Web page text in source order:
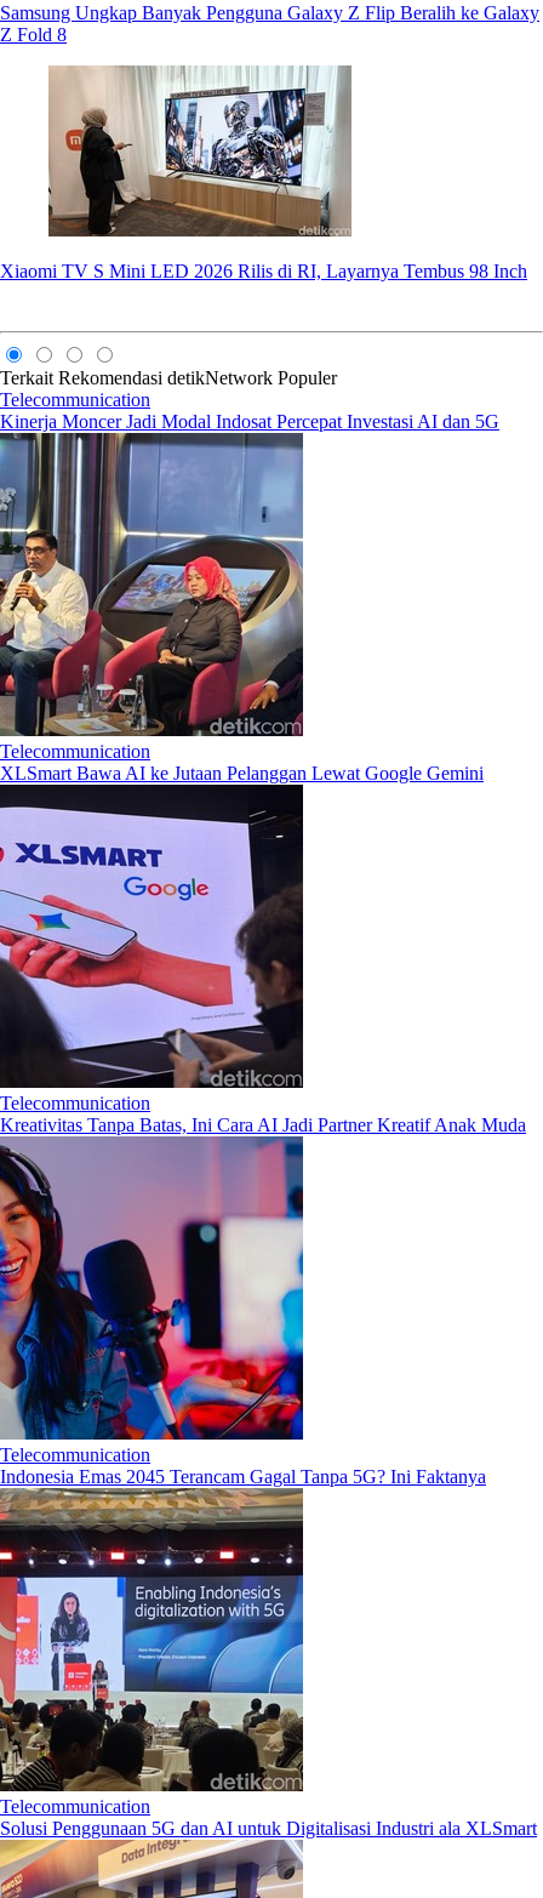
Samsung Ungkap Banyak Pengguna Galaxy Z Flip Beralih ke Galaxy
Z Fold 8
Xiaomi TV S Mini LED 2026 Rilis di RI, Layarnya Tembus 98 Inch
Terkait Rekomendasi detikNetwork Populer
Telecommunication
Kinerja Moncer Jadi Modal Indosat Percepat Investasi AI dan 5G
Telecommunication
XLSmart Bawa AI ke Jutaan Pelanggan Lewat Google Gemini
Telecommunication
Kreativitas Tanpa Batas, Ini Cara AI Jadi Partner Kreatif Anak Muda
Telecommunication
Indonesia Emas 2045 Terancam Gagal Tanpa 5G? Ini Faktanya
Telecommunication
Solusi Penggunaan 5G dan AI untuk Digitalisasi Industri ala XLSmart